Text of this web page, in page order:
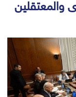
والمعتقلين